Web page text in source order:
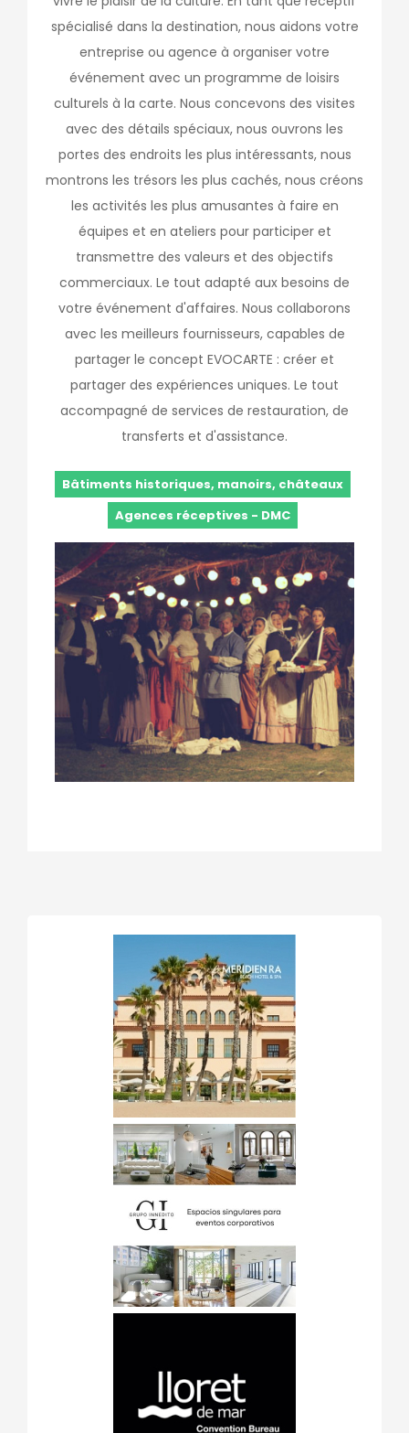
spécialisé dans la destination, nous aidons votre
entreprise ou agence à organiser votre
événement avec un programme de loisirs
culturels à la carte. Nous concevons des visites
avec des détails spéciaux, nous ouvrons les
portes des endroits les plus intéressants, nous
montrons les trésors les plus cachés, nous créons
les activités les plus amusantes à faire en
équipes et en ateliers pour participer et
transmettre des valeurs et des objectifs
commerciaux. Le tout adapté aux besoins de
votre événement d'affaires. Nous collaborons
avec les meilleurs fournisseurs, capables de
partager le concept EVOCARTE : créer et
partager des expériences uniques. Le tout
accompagné de services de restauration, de
transferts et d'assistance.
Bâtiments historiques, manoirs, châteaux
Agences réceptives - DMC